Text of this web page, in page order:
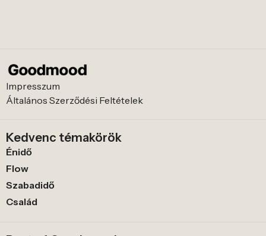
Impresszum
Általános Szerződési Feltételek
Kedvenc témakörök
Énidő
Flow
Szabadidő
Család